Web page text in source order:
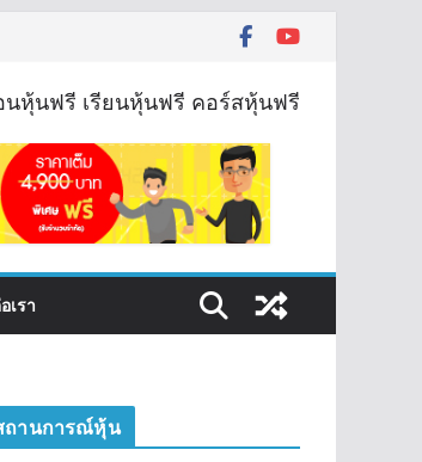
นหุ้นฟรี เรียนหุ้นฟรี คอร์สหุ้นฟรี
เรา
ถานการณ์หุ้น